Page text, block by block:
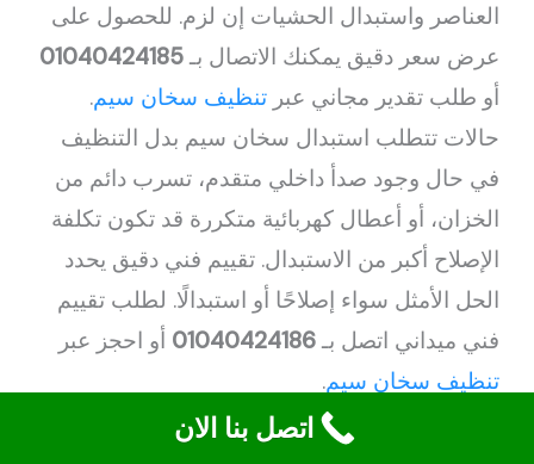
العناصر واستبدال الحشيات إن لزم. للحصول على
عرض سعر دقيق يمكنك الاتصال بـ01040424185
أو طلب تقدير مجاني عبرتنظيف سخان سيم.
حالات تتطلب استبدال سخان سيم بدل التنظيف
في حال وجود صدأ داخلي متقدم، تسرب دائم من
الخزان، أو أعطال كهربائية متكررة قد تكون تكلفة
الإصلاح أكبر من الاستبدال. تقييم فني دقيق يحدد
الحل الأمثل سواء إصلاحًا أو استبدالًا. لطلب تقييم
فني ميداني اتصل بـ01040424186 أو احجز عبر
تنظيف سخان سيم.
طرق متقدمة لتنظيف سخان سيم للمتخصصين
اتصل بنا الان